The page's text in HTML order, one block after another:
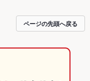
ページの先頭へ戻る